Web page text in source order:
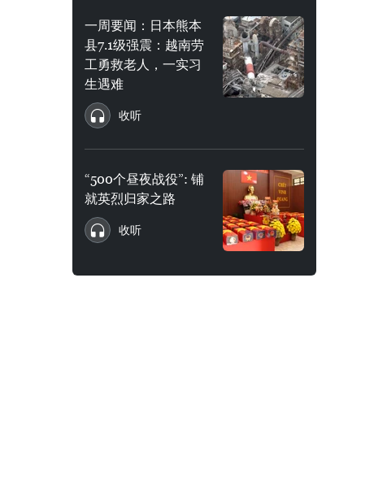
一周要闻：日本熊本
县7.1级强震：越南劳
工勇救老人，一实习
生遇难
收听
“500个昼夜战役”: 铺
就英烈归家之路
收听